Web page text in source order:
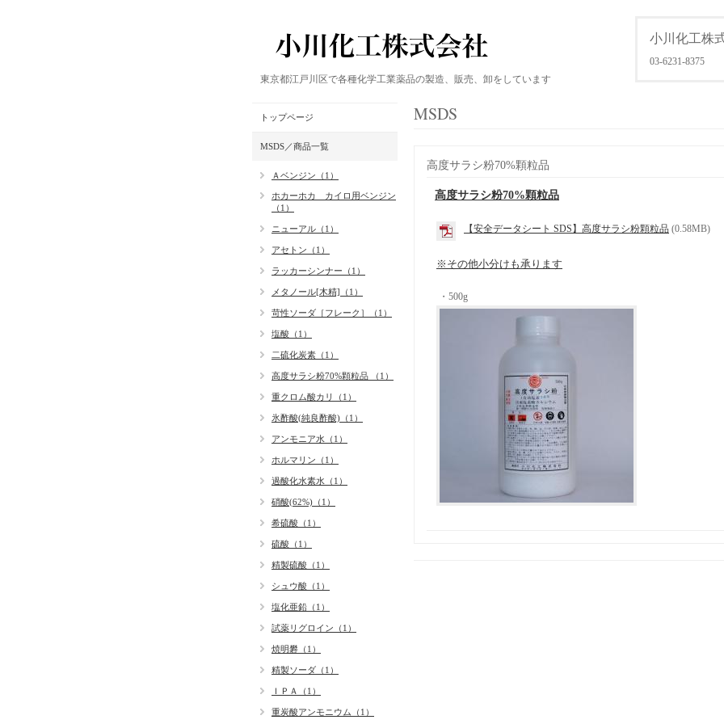
小川化工株
03-6231-8375
東京都江戸川区で各種化学工業薬品の製造、販売、卸をしています
MSDS
高度サラシ粉70%顆粒品
高度サラシ粉70%顆粒品
【安全データシート SDS】高度サラシ粉顆粒品 (0.58MB)
※その他小分けも承ります
・500g
トップページ
MSDS／商品一覧
Ａベンジン（1）
ホカーホカ カイロ用ベンジン
（1）
ニューアル（1）
アセトン（1）
ラッカーシンナー（1）
メタノール[木精]（1）
苛性ソーダ［フレーク］（1）
塩酸（1）
二硫化炭素（1）
高度サラシ粉70%顆粒品 （1）
重クロム酸カリ（1）
氷酢酸(純良酢酸)（1）
アンモニア水（1）
ホルマリン（1）
過酸化水素水（1）
硝酸(62%)（1）
希硫酸（1）
硫酸（1）
精製硫酸（1）
シュウ酸（1）
塩化亜鉛（1）
試薬リグロイン（1）
焼明礬（1）
精製ソーダ（1）
ＩＰＡ（1）
重炭酸アンモニウム（1）